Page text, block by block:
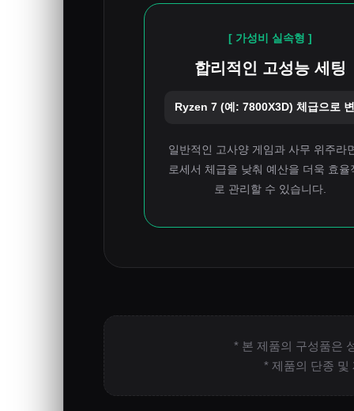
[ 가성비 실속형 ]
합리적인 고성능 세팅
Ryzen 7 (예: 7800X3D) 체급으로
일반적인 고사양 게임과 사무 위주라
로세서 체급을 낮춰 예산을 더욱 효율
로 관리할 수 있습니다.
* 본 제품의 구성품은
* 제품의 단종 및